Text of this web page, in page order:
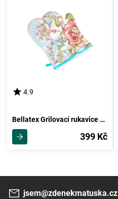
4.9
Bellatex Grilovací rukavice Růže - sv.modrá, růžová, 22 x 46 cm, 2 ks
399 Kč
jsem@zdenekmatuska.cz